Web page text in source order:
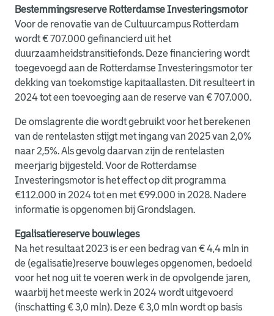
Bestemmingsreserve Rotterdamse Investeringsmotor
Voor de renovatie van de Cultuurcampus Rotterdam
wordt € 707.000 gefinancierd uit het
duurzaamheidstransitiefonds. Deze financiering wordt
toegevoegd aan de Rotterdamse Investeringsmotor ter
dekking van toekomstige kapitaallasten. Dit resulteert in
2024 tot een toevoeging aan de reserve van € 707.000.
De omslagrente die wordt gebruikt voor het berekenen
van de rentelasten stijgt met ingang van 2025 van 2,0%
naar 2,5%. Als gevolg daarvan zijn de rentelasten
meerjarig bijgesteld. Voor de Rotterdamse
Investeringsmotor is het effect op dit programma
€112.000 in 2024 tot en met €99.000 in 2028. Nadere
informatie is opgenomen bij Grondslagen.
Egalisatiereserve bouwleges
Na het resultaat 2023 is er een bedrag van € 4,4 mln in
de (egalisatie)reserve bouwleges opgenomen, bedoeld
voor het nog uit te voeren werk in de opvolgende jaren,
waarbij het meeste werk in 2024 wordt uitgevoerd
(inschatting € 3,0 mln). Deze € 3,0 mln wordt op basis